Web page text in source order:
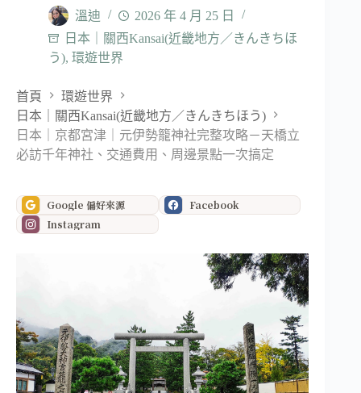
溫迪
2026 年 4 月 25 日
日本｜關西Kansai(近畿地方／きんきちほ
う), 環遊世界
首頁
環遊世界
日本｜關西Kansai(近畿地方／きんきちほう)
日本｜京都宮津｜元伊勢籠神社完整攻略－天橋立
必訪千年神社、交通費用、周邊景點一次搞定
Google 偏好來源
Facebook
Instagram